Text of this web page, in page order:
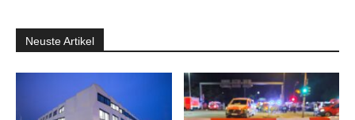
Neuste Artikel